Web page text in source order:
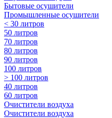
Бытовые осушители
Промышленные осушители
< 30 литров
50 литров
70 литров
80 литров
90 литров
100 литров
> 100 литров
40 литров
60 литров
Очистители воздуха
Очистители воздуха